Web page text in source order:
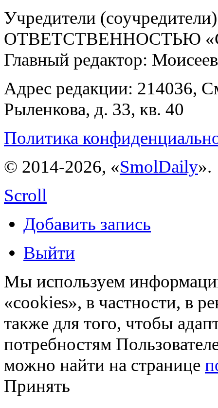
Учредители
ОТВЕТСТВЕННОСТЬЮ
Главный редактор:
Адрес редакции: 214036,
Рыленкова, д. 33, кв. 40
Политика
© 2014-2026, «SmolDaily».
Scroll
Добавить запись
Выйти
Мы используем
«cookies», в частности, в
также для того, чтобы
потребностям
можно найти на странице
Принять